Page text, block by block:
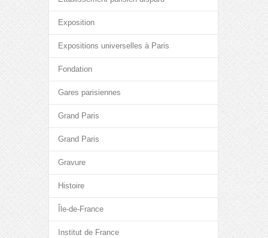
Exposition
Expositions universelles à Paris
Fondation
Gares parisiennes
Grand Paris
Grand Paris
Gravure
Histoire
Île-de-France
Institut de France